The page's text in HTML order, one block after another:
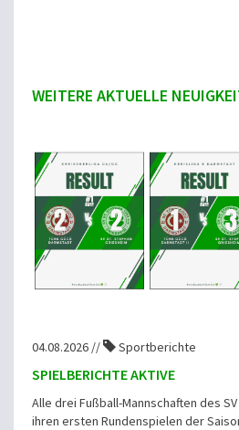
WEITERE AKTUELLE
04.08.2026 // Sportberichte
SPIELBERICHTE AKTIVE
Alle drei Fußball-Mannschaften des
ihren ersten Rundenspielen der